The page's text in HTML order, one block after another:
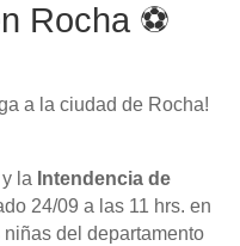
Rocha ⚽
a la ciudad de Rocha!
y la Intendencia de
24/09 a las 11 hrs. en
del departamento